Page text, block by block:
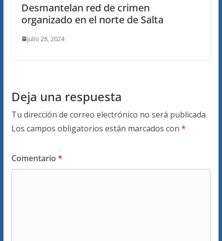
Desmantelan red de crimen
organizado en el norte de Salta
julio 28, 2024
Deja una respuesta
Tu dirección de correo electrónico no será publicada.
Los campos obligatorios están marcados con *
Comentario *